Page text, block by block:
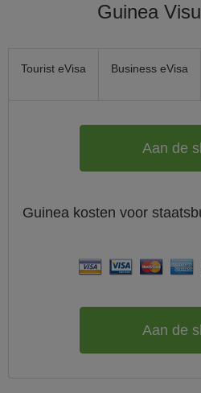
Guinea
Tourist eVisa Business eVisa
Aan de
Guinea kosten voor
Aan de